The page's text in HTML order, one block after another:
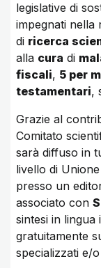
legislative di
impegnati nella
di ricerca
alla cura di
fiscali, 5 per
testamentari,
Grazie al
Comitato
sarà diffuso in
livello di
presso un
associato con
sintesi in lingua
gratuitamente
specializzati e/